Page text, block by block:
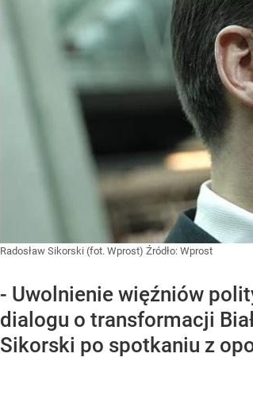
Radosław Sikorski (fot. Wprost) Źródło: Wprost
- Uwolnienie więźniów
dialogu o transformacji
Sikorski po spotkaniu z